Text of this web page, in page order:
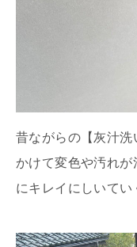
昔ながらの【灰汁
かけて変色や汚れ
にキレイにしいてい